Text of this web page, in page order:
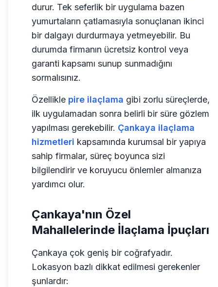
durur. Tek seferlik bir uygulama bazen
yumurtaların çatlamasıyla sonuçlanan ikinci
bir dalgayı durdurmaya yetmeyebilir. Bu
durumda firmanın ücretsiz kontrol veya
garanti kapsamı sunup sunmadığını
sormalısınız.
Özellikle pire ilaçlama gibi zorlu süreçlerde,
ilk uygulamadan sonra belirli bir süre gözlem
yapılması gerekebilir. Çankaya ilaçlama
hizmetleri kapsamında kurumsal bir yapıya
sahip firmalar, süreç boyunca sizi
bilgilendirir ve koruyucu önlemler almanıza
yardımcı olur.
Çankaya'nın Özel
Mahallelerinde İlaçlama İpuçları
Çankaya çok geniş bir coğrafyadır.
Lokasyon bazlı dikkat edilmesi gerekenler
şunlardır: